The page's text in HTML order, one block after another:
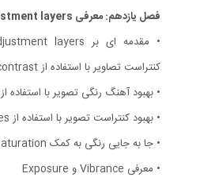
فصل یازدهم: معرفی adjustment layers
کنتراست تصاویر با استفاده از brightness & contrast
• بهبود آهنگ رنگی تصویر با استفاده از levels
• بهبود کنتراست تصویر با استفاده از curves
• جا به جایی رنگی به کمک Hue/Saturation
• معرفی Vibrance و Exposure